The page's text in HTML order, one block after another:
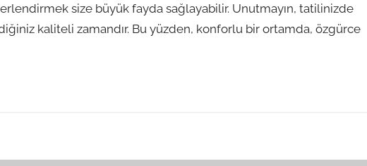
size büyük fayda sağlayabilir. Unutmayın, tatilinizde
kaliteli zamandır. Bu yüzden, konforlu bir ortamda, özgürce